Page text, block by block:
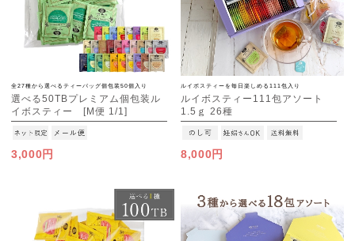
全27種から選べるティーバッグ個包装50個入り
選べる50TBプレミアム個包装ル
イボスティー [M便 1/1]
3,000円
ルイボスティーを毎日楽しめる111包入り
ルイボスティー111包アソート
1.5ｇ 26種
8,000円